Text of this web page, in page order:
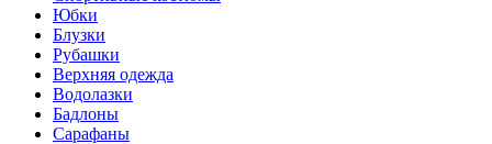
Юбки
Блузки
Рубашки
Верхняя одежда
Водолазки
Бадлоны
Сарафаны